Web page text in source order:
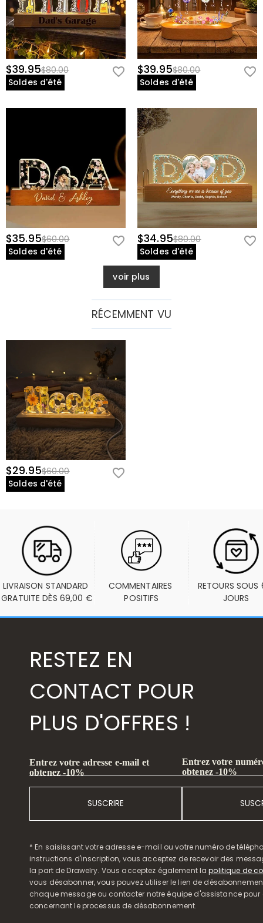
$39.95$80.00
Soldes d'été
$39.95$80.00
Soldes d'été
$35.95$60.00
Soldes d'été
$34.95$80.00
Soldes d'été
voir plus
RÉCEMMENT VU
$29.95$60.00
Soldes d'été
LIVRAISON STANDARD
GRATUITE DÈS 69,00 €
COMMENTAIRES
POSITIFS
RETOURS SOUS
JOURS
RESTEZ EN
CONTACT POUR
PLUS D'OFFRES !
Entrez votre adresse e-mail et
obtenez -10%
SUSCRIRE
Entrez votre
obtenez -10%
* En saisissant votre adresse e-mail ou votre numéro de
instructions d'inscription, vous acceptez de recevoir des
la part de Drawelry. Vous acceptez également lapolitique de
vous désabonner, vous pouvez utiliser le lien de
chaque message ou contacter notre équipe d'assistance pour
concernant le processus de désabonnement.